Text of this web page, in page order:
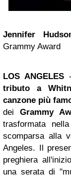
Jennifer
Grammy Award
LOS ANGELES
tributo a
canzone più
dei Grammy
trasformata
scomparsa alla
Angeles. Il
preghiera
una serata di